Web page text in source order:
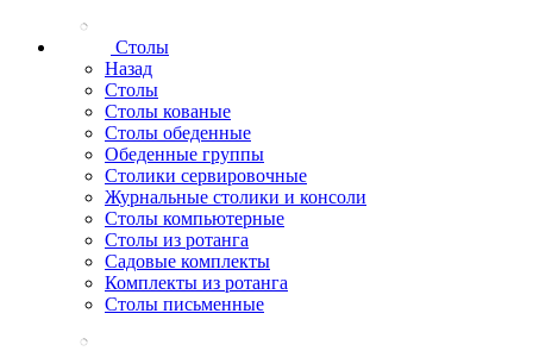
Столы
Назад
Столы
Столы кованые
Столы обеденные
Обеденные группы
Столики сервировочные
Журнальные столики и консоли
Столы компьютерные
Столы из ротанга
Садовые комплекты
Комплекты из ротанга
Столы письменные